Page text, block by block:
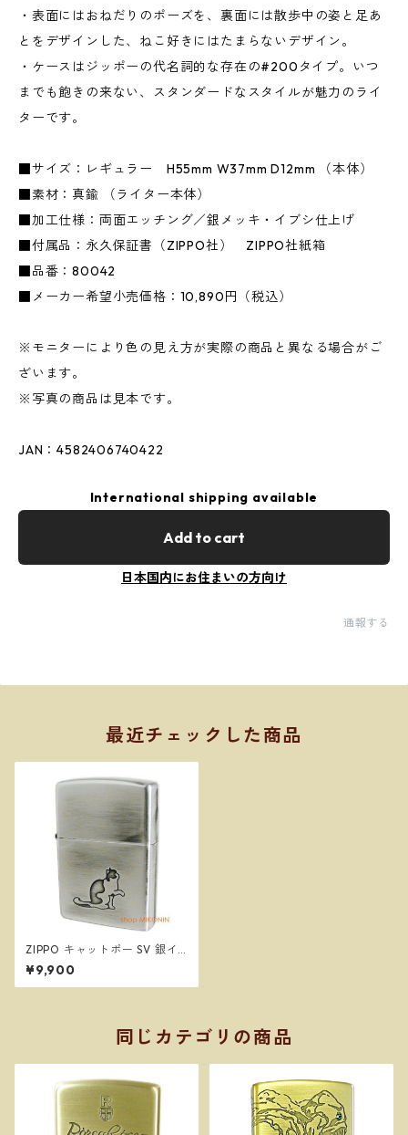
・表面にはおねだりのポーズを、裏面には散歩中の姿と足あ
とをデザインした、ねこ好きにはたまらないデザイン。
・ケースはジッポーの代名詞的な存在の#200タイプ。いつ
までも飽きの来ない、スタンダードなスタイルが魅力のライ
ターです。
■サイズ：レギュラー H55mm W37mm D12mm （本体）
■素材：真鍮 （ライター本体）
■加工仕様：両面エッチング／銀メッキ・イブシ仕上げ
■付属品：永久保証書（ZIPPO社） ZIPPO社紙箱
■品番：80042
■メーカー希望小売価格：10,890円（税込）
※モニターにより色の見え方が実際の商品と異なる場合がご
ざいます。
※写真の商品は見本です。
JAN：4582406740422
International shipping available
Add to cart
日本国内にお住まいの方向け
通報する
最近チェックした商品
ZIPPO キャットポー SV 銀イ
ブシ 猫 肉球 両面デザイン ジ
ッポー オイルライター 8004
2
¥9,900
同じカテゴリの商品